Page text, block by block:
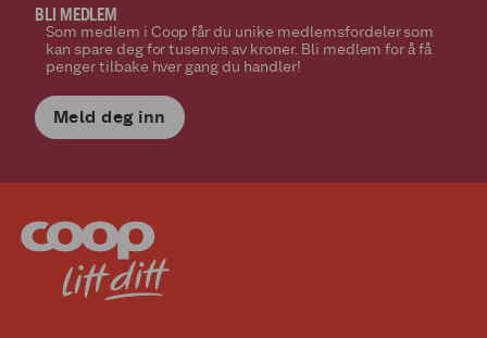
BLI MEDLEM
Som medlem i Coop får du unike medlemsfordeler som
kan spare deg for tusenvis av kroner. Bli medlem for å få
penger tilbake hver gang du handler!
Meld deg inn